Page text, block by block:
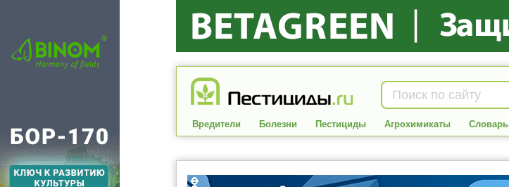
Вредители Болезни Пестициды Агрохимикаты Словарь